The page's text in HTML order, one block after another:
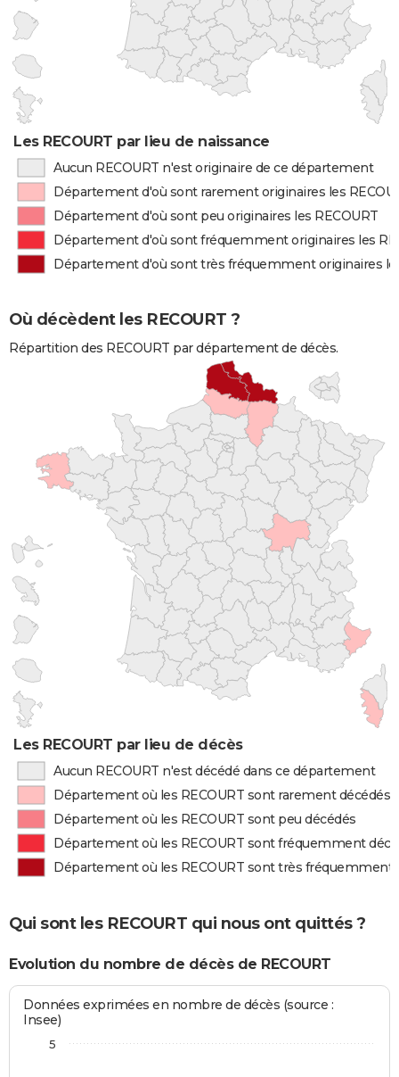
Les RECOURT par lieu de naissance
Aucun RECOURT n'est originaire de ce département
Département d'où sont rarement originaires les
Département d'où sont peu originaires les RECOURT
Département d'où sont fréquemment originaires les
Département d'où sont très fréquemment originaires
Où décèdent les RECOURT ?
Répartition des RECOURT par département de décès.
Les RECOURT par lieu de décès
Aucun RECOURT n'est décédé dans ce département
Département où les RECOURT sont rarement décédés
Département où les RECOURT sont peu décédés
Département où les RECOURT sont fréquemment
Département où les RECOURT sont très fréquemment
Qui sont les RECOURT qui nous ont quittés ?
Evolution du nombre de décès de RECOURT
Données exprimées en nombre de décès (source :
Insee)
5